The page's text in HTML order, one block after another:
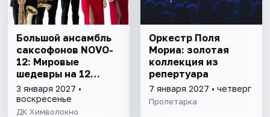
Большой ансамбль
саксофонов NOVO-
12: Мировые
шедевры на 12
саксофонах
3 января 2027 •
воскресенье
ДК Химволокно
Оркестр Поля
Мориа: золотая
коллекция из
репертуара
7 января 2027 • четверг
Пролетарка